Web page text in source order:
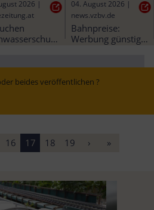
2026 |
in
Manche
garantiert
04. August 2026 |
kleinezeitung.at
„Brauchen
Hochwasserschutz
Basistunnels“ |
Kleine Zeitung
beides veröffentlichen ?
16 17 18 19 › »